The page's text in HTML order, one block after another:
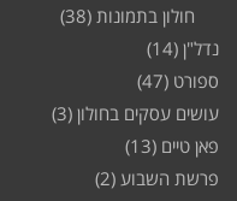
חולון בתמונות (38)
נדל"ן (14)
ספורט (47)
עושים עסקים בחולון (3)
פאן טיים (13)
פרשת השבוע (2)